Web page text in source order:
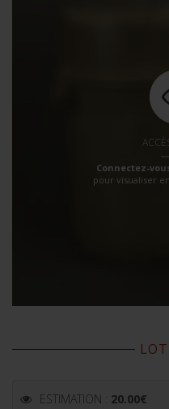
Connectez-
pour visualiser
ESTIMATION : 20.00€